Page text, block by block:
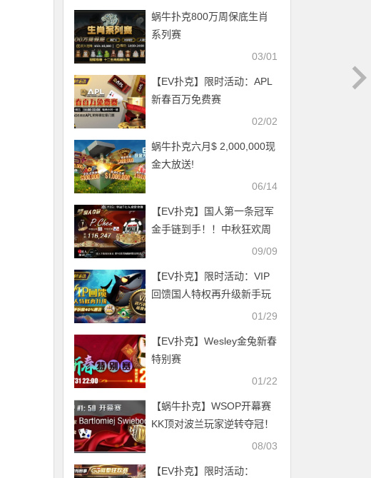
蜗牛扑克800万周保底生肖
系列赛
03/01
【EV扑克】限时活动：APL
新春百万免费赛
02/02
蜗牛扑克六月$ 2,000,000现
金大放送!
06/14
【EV扑克】国人第一条冠军
金手链到手！！中秋狂欢周
WSOP主赛直通车起航~09/09
【EV扑克】限时活动：VIP
回馈国人特权再升级新手玩
01/29
【EV扑克】Wesley金兔新春
特别赛
01/22
【蜗牛扑克】WSOP开幕赛
KK顶对波兰玩家逆转夺冠！
本周六9点迎来中国时区赛
08/03
【EV扑克】限时活动：